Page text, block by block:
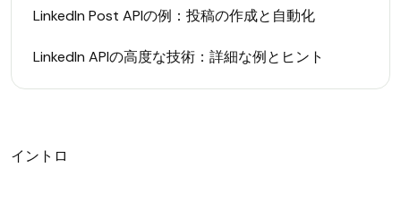
LinkedIn Post APIの例：投稿の作成と自動化
LinkedIn APIの高度な技術：詳細な例とヒント
イントロ